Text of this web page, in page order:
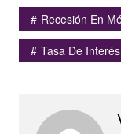
Recesión En
Tasa De Interés